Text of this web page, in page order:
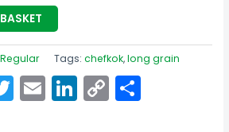
Tags:chefkok,long grain
Twitter
EmailLinkedIn
Copy
Link